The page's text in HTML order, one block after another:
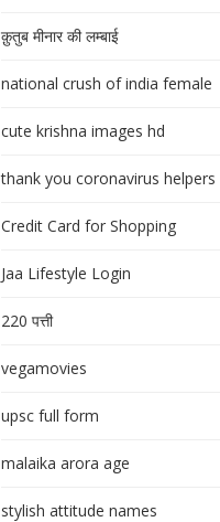
क़ुतुब मीनार की लम्बाई
national crush of india female
cute krishna images hd
thank you coronavirus helpers
Credit Card for Shopping
Jaa Lifestyle Login
220 पत्ती
vegamovies
upsc full form
malaika arora age
stylish attitude names